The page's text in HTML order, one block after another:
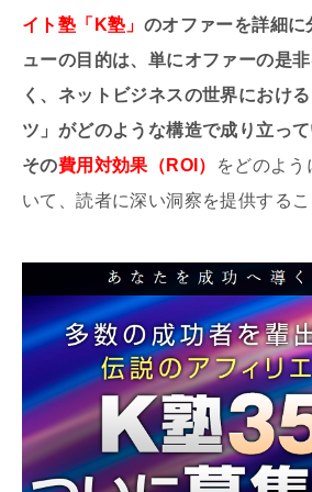
イト塾「K塾」 のオファーを詳細
ューの目的は、単にオファーの是
く、ネットビジネスの世界におけ
ツ」がどのような構造で成り立っ
その費用対効果（ROI）
をどのよ
いて、読者に深い洞察を提供するこ